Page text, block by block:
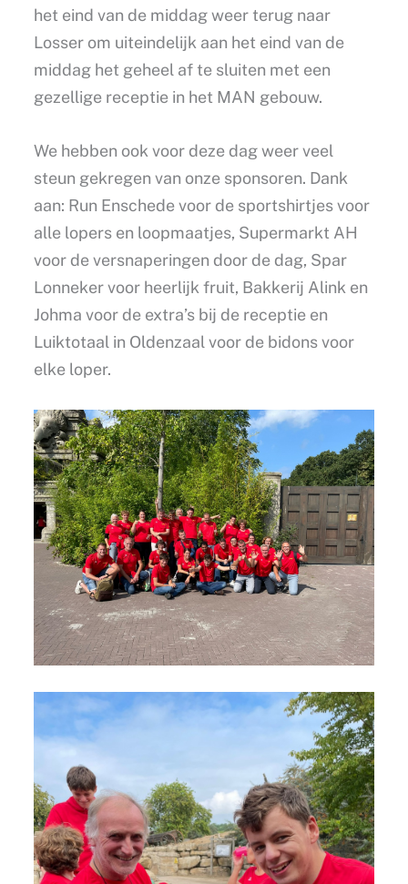
het eind van de middag weer terug naar
Losser om uiteindelijk aan het eind van de
middag het geheel af te sluiten met een
gezellige receptie in het MAN gebouw.
We hebben ook voor deze dag weer veel
steun gekregen van onze sponsoren. Dank
aan: Run Enschede voor de sportshirtjes voor
alle lopers en loopmaatjes, Supermarkt AH
voor de versnaperingen door de dag, Spar
Lonneker voor heerlijk fruit, Bakkerij Alink en
Johma voor de extra’s bij de receptie en
Luiktotaal in Oldenzaal voor de bidons voor
elke loper.